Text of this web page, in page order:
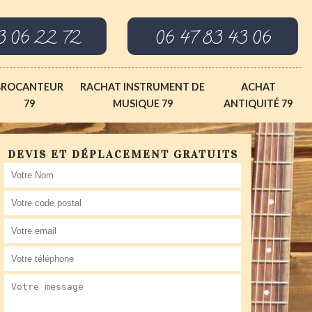
06 22 72 06 47 83 43 06
79
RACHAT INSTRUMENT DE
MUSIQUE 79
ACHAT
ANTIQUITÉ 79
DEVIS ET DÉPLACEMENT GRATUITS